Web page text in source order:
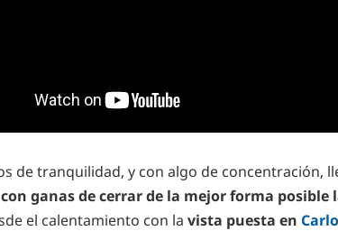
de tranquilidad, y con algo de concentración,
ganas de cerrar de la mejor forma posible
el calentamiento con la vista puesta en